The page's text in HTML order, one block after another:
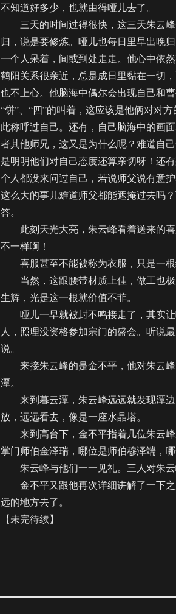
不知道好多少，也就由得哑儿去了。
三天的时间过得很快，这三天朱云峰
归，说是要修炼。哑儿也每日里早出晚
一个人呆着，间或到处走走。他心中依
鹤阳关系很亲近，总是成日里黏在一切
也不上心。他脑海中偶尔会出现自己和
“饼”、“四”的叫着，这应该是他俩对对
此称呼过自己。还有，自己脑海中的画
者其他师兄，这又是为什么呢？难道自
是明明他们对自己态度还算亲切呀！还
个人都没来问过自己，若说师父说有意
这么大的事儿难道师父都能遮掩过去吗
答。
此刻天光大亮，朱云峰看着送来的喜
不一样啊！
喜服甚至不能被称为衣服，只是一根
当然，这跟腰带材质上佳，做工也极
生辉，光是这一根就价值不菲。
哑儿一早就被封不鸣接走了，其实让
人，照理没资格参加宗门的盛会。听说
说。
来接朱云峰的是金不平，他对朱云峰
潭。
来到暮云潭，朱云峰远远就发现潭边
放，远远看去，像是一座水晶塔。
来到高台下，金不平指着几位朱云峰
掌门师伯金泽瑞，哪位是师伯穆泽端，哪
朱云峰与他们一一见礼。三人对朱云
金不平又跟他再次详细讲解了一下之
远的地方去了。
【未完待续】